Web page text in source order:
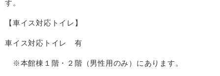
す。
【車イス対応トイレ】
車イス対応トイレ 有
※本館棟１階・２階（男性用のみ）にあります。